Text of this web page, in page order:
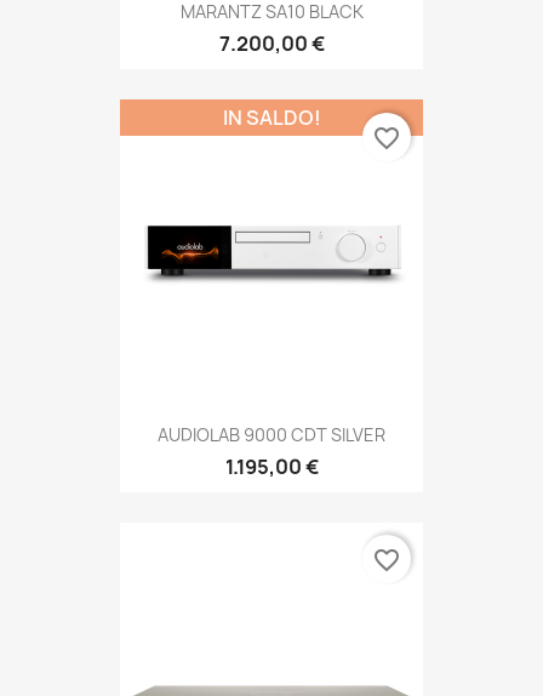
MARANTZ SA10 BLACK
7.200,00 €
AUDIOLAB 9000 CDT SILVER
1.195,00 €
IN SALDO!
favorite_border
favorite_border